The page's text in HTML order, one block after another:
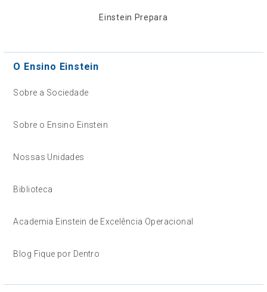
Einstein Prepara
O Ensino Einstein
Sobre a Sociedade
Sobre o Ensino Einstein
Nossas Unidades
Biblioteca
Academia Einstein de Excelência Operacional
Blog Fique por Dentro